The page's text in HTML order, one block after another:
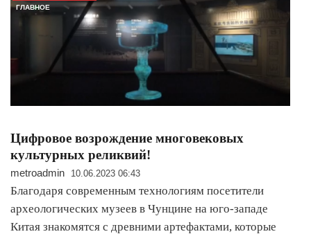
ГЛАВНОЕ
Цифровое возрождение многовековых
культурных реликвий!
metroadmin 10.06.2023 06:43
Благодаря современным технологиям посетители
археологических музеев в Чунцине на юго-западе
Китая знакомятся с древними артефактами, которые